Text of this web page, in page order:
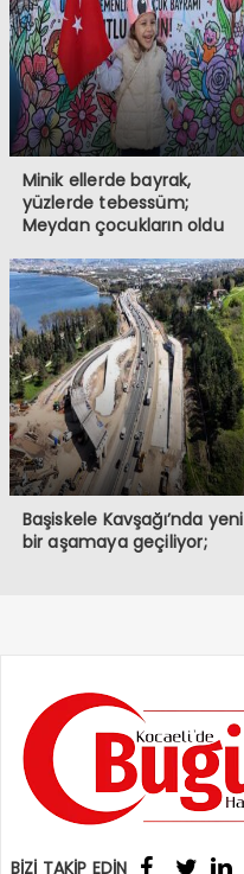
Minik ellerde bayrak,
yüzlerde tebessüm;
Meydan çocukların oldu
Başiskele Kavşağı’nda yeni
bir aşamaya geçiliyor;
BİZİ TAKİP EDİN